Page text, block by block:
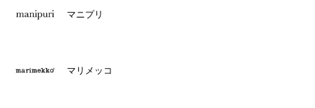
マニプリ
マリメッコ